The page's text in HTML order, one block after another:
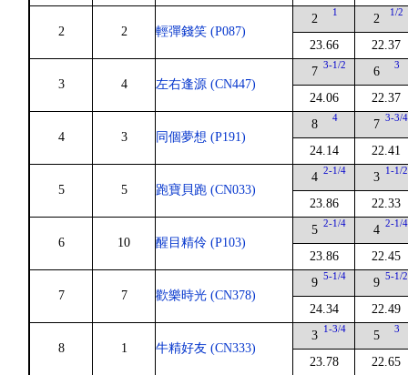
2 2 輕彈錢笑 (P087)
2 1
23.66
2 1/2
22.37
3 4 左右逢源 (CN447)
7 3-1/2
24.06
6 3
22.37
4 3 同個夢想 (P191)
8 4
24.14
7 3-3/4
22.41
5 5 跑寶貝跑 (CN033)
4 2-1/4
23.86
3 1-1/2
22.33
6 10 醒目精伶 (P103)
5 2-1/4
23.86
4 2-1/4
22.45
7 7 歡樂時光 (CN378)
9 5-1/4
24.34
9 5-1/2
22.49
8 1 牛精好友 (CN333)
3 1-3/4
23.78
5 3
22.65